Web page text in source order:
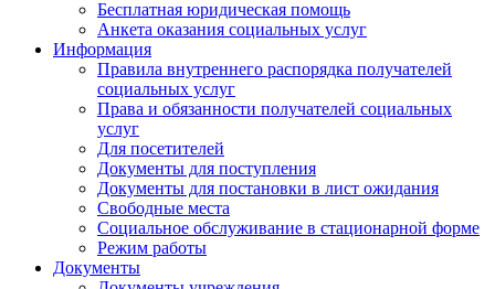
Бесплатная юридическая помощь
Анкета оказания социальных услуг
Информация
Правила внутреннего распорядка получателей
социальных услуг
Права и обязанности получателей социальных
услуг
Для посетителей
Документы для поступления
Документы для постановки в лист ожидания
Свободные места
Социальное обслуживание в стационарной форме
Режим работы
Документы